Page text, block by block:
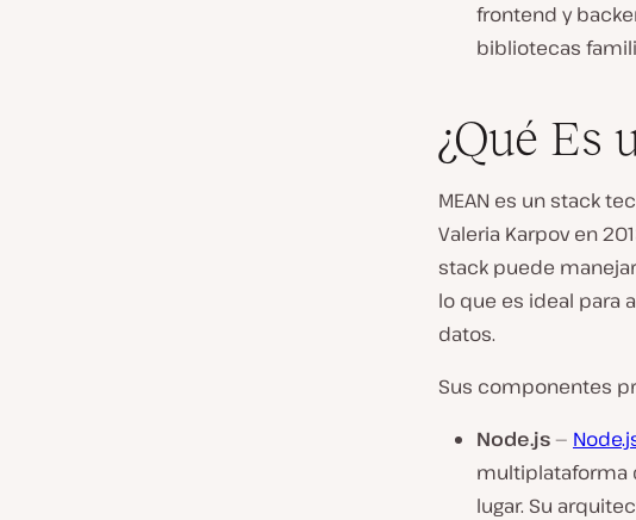
frontend y
bibliotecas
¿Qué Es
MEAN es un stack
Valeria Karpov en
stack puede
lo que es ideal para
datos.
Sus componentes
Node.js—
multiplataforma
lugar. Su